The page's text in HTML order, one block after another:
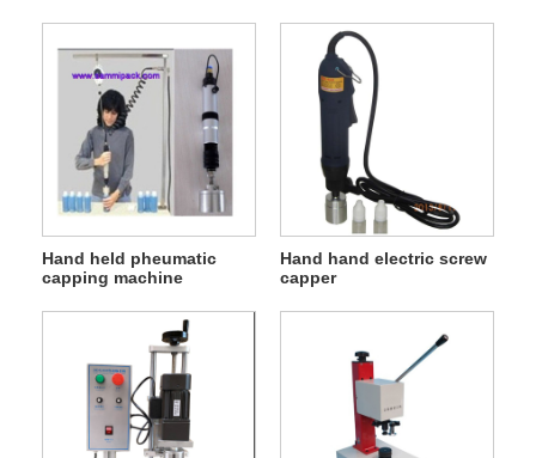
Hand held pheumatic
capping machine
Hand hand electric screw
capper